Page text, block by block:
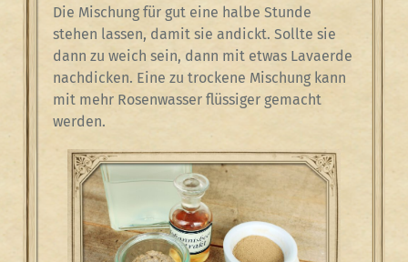
Die Mischung für gut eine halbe Stunde
stehen lassen, damit sie andickt. Sollte sie
dann zu weich sein, dann mit etwas Lavaerde
nachdicken. Eine zu trockene Mischung kann
mit mehr Rosenwasser flüssiger gemacht
werden.